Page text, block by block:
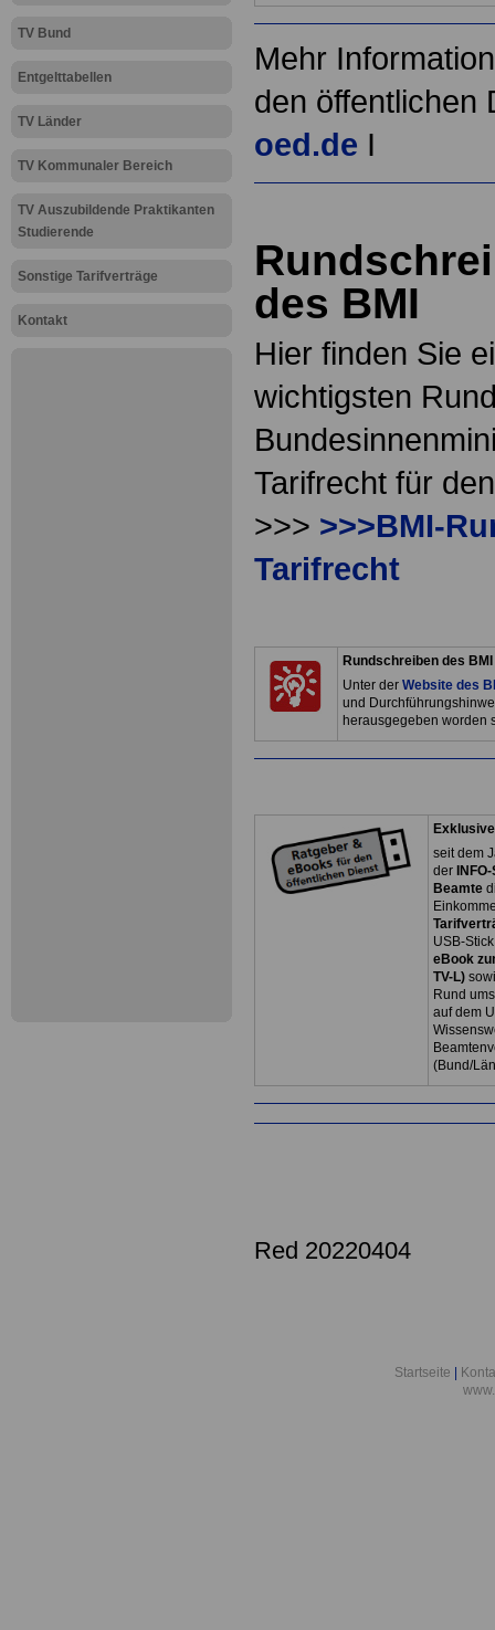
TV Bund
Entgelttabellen
TV Länder
TV Kommunaler Bereich
TV Auszubildende Praktikanten
Studierende
Sonstige Tarifverträge
Kontakt
Mehr
den öffentlichen
oed.de I
des BMI
Hier finden Sie
wichtigsten
Tarifrecht für
>>> >>>BMI-
Tarifrecht
Rundschreiben des
Unter der Website des
und
herausgegeben worden
seit dem
der
Beamte
USB-
eBook
TV-L)
Rund
auf dem
(Bund/
Red 20220404
Startseite